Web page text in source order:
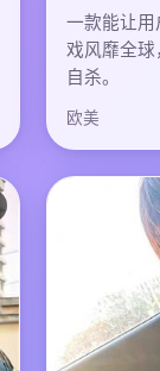
一款能让用
戏风靡全
自杀。
欧美